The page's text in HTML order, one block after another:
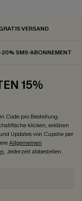
VERSAND
SMS-ABONNEMENT
15%
Code pro Bestellung.
klicken, erklären
Updates von Cupshe per
Allgemeinen
. Jederzeit abbestellen.